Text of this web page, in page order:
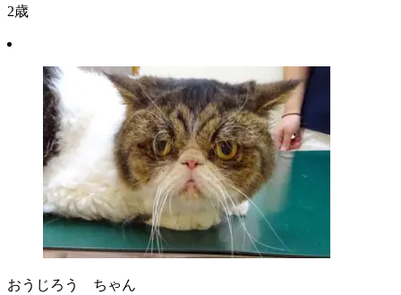
2歳
おうじろう ちゃん